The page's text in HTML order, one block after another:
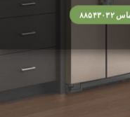
۸۸۵۴۳۰۳۲